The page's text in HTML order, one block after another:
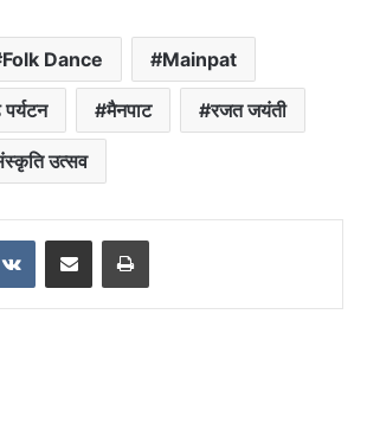
Folk Dance Mainpat
मैनपाट रजत जयंती
उत्सव
VKontakteShare via Email Print